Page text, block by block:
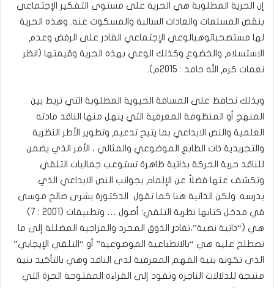
إن الحرية المطلوبة هي الحرية على مستوى التفكير الإجتماعي
بنقض المسلمات والعادات السالبة والمسكوت عنه. وهذه الحرية
لها مستصحباتوهيالوعي الإجتماعي القادر على الرفض وعدم
الاستسلام والخضوع وكذلك الوعي بهذه الحرية وقيمتها (انظر
نعمات كرم الله حامد : 2015م).
وبذلك نحافظ على المسافة الحيوية المطلوبة التي تربط بين
المنهج أو المنظومة المعرفية التي ينهل منها الناقد مادته
العلمية والنص الابداعي بما يتيح تدعيم وتطوير الأطر النظرية
والتجريدية ذات الطابع الموضوعي والمثالي ، الأمر الذي يضمن
للناقد حرية الحركة بذاتية ظاهرة تستوعب جماليات التلقي
وتكشف عنها فضلاً عن الإلمام بجوانب النص الابداعي الذي
يدرسه. ولكن الذاتية هنا كما تقول الدكتورة بشرى صالح موسى
في مدخل كتابها نظرية التلقي: أصول … وتطبيقات (2001 : 7)
هي (“ذاتية نصية”،تغادر الذوق المجرد والمزاجية المضللة إلى ما
تصطلح عليه هي “بالانطباعية الموضوعية” أو “التلقي الإيجابي”
الذي تكونه بنية الفهم المعرفية لدى الناقد وهي بالتأكيد بنية
منتجة للدلالات الناجزة وتقود إلى القراءة المفتوحة الحرة التي